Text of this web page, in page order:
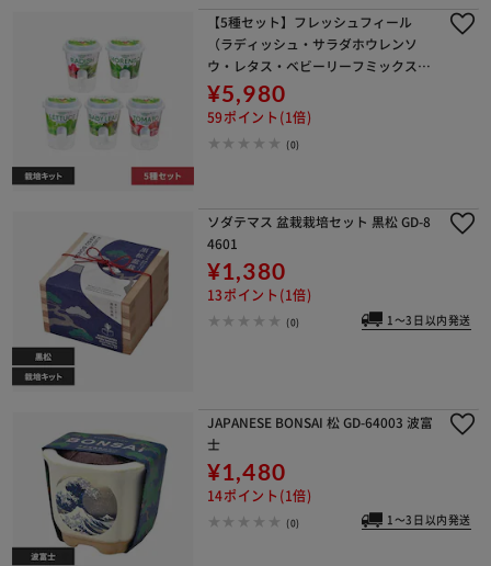
【5種セット】フレッシュフィール
（ラディッシュ・サラダホウレンソ
ウ・レタス・ベビーリーフミックス・
ミニトマト）
¥5,980
59ポイント(1倍)
(0)
ソダテマス 盆栽栽培セット 黒松 GD-8
4601
¥1,380
13ポイント(1倍)
(0) 1～3日以内発送
JAPANESE BONSAI 松 GD-64003 波富
士
¥1,480
14ポイント(1倍)
(0) 1～3日以内発送